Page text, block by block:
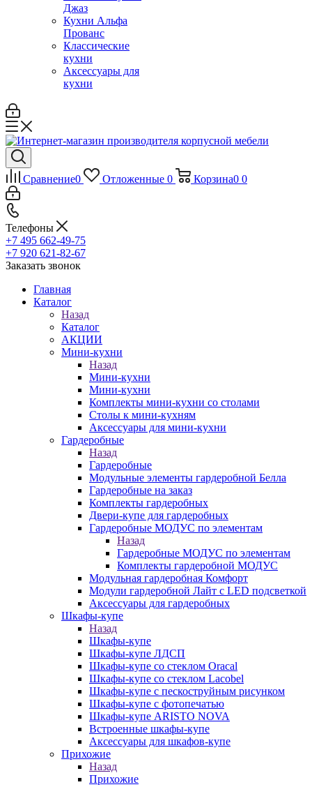
Джаз
Кухни Альфа
Прованс
Классические
кухни
Аксессуары для
кухни
Сравнение0 Отложенные 0 Корзина0 0
Телефоны
+7 495 662-49-75
+7 920 621-82-67
Заказать звонок
Главная
Каталог
Назад
Каталог
АКЦИИ
Мини-кухни
Назад
Мини-кухни
Мини-кухни
Комплекты мини-кухни со столами
Столы к мини-кухням
Аксессуары для мини-кухни
Гардеробные
Назад
Гардеробные
Модульные элементы гардеробной Белла
Гардеробные на заказ
Комплекты гардеробных
Двери-купе для гардеробных
Гардеробные МОДУС по элементам
Назад
Гардеробные МОДУС по элементам
Комплекты гардеробной МОДУС
Модульная гардеробная Комфорт
Модули гардеробной Лайт с LED подсветкой
Аксессуары для гардеробных
Шкафы-купе
Назад
Шкафы-купе
Шкафы-купе ЛДСП
Шкафы-купе со стеклом Oracal
Шкафы-купе со стеклом Lacobel
Шкафы-купе с пескоструйным рисунком
Шкафы-купе с фотопечатью
Шкафы-купе ARISTO NOVA
Встроенные шкафы-купе
Аксессуары для шкафов-купе
Прихожие
Назад
Прихожие